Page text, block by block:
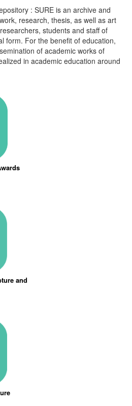
: SURE is an archive and
research, thesis, as well as art
students and staff of
form. For the benefit of education,
of academic works of
in academic education around
and